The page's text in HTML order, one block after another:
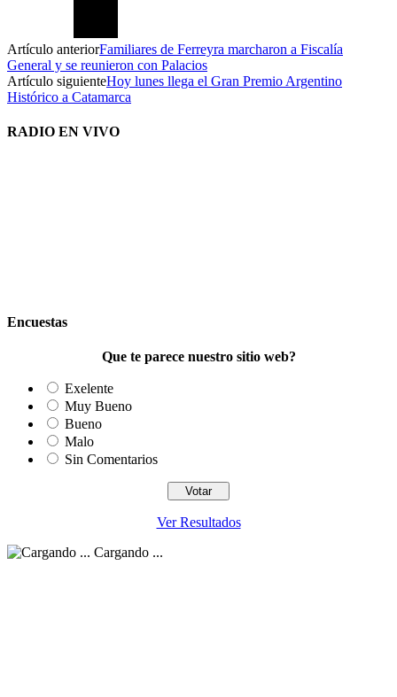
Artículo anteriorFamiliares de Ferreyra marcharon a Fiscalía
General y se reunieron con Palacios
Artículo siguienteHoy lunes llega el Gran Premio Argentino
Histórico a Catamarca
RADIO EN VIVO
Encuestas
Que te parece nuestro sitio web?
Exelente
Muy Bueno
Bueno
Malo
Sin Comentarios
Ver Resultados
Cargando ...